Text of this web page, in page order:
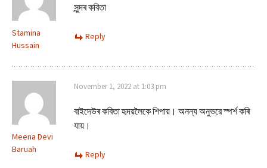
Stamina
Hussain
সুন্দৰ কবিতা
Reply
Meena Devi
Baruah
November 1, 2022 at 1:03 pm
বাইদেউৰ কবিতা হৃদয়লৈকে শিপায়। অনন্য অনুভৱে স্পৰ্শ কৰি
যায়।
Reply